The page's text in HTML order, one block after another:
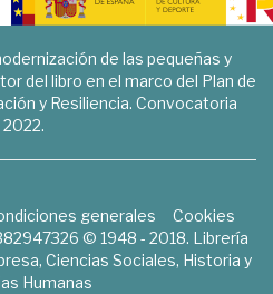
de las pequeñas y
del libro en el marco del Plan de
y Resiliencia. Convocatoria
2022.
generales
Cookies
© 1948 - 2018. Librería
Ciencias Sociales, Historia y
Humanas